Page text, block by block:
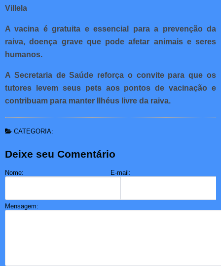
Villela
A vacina é gratuita e essencial para a prevenção da
raiva, doença grave que pode afetar animais e seres
humanos.
A Secretaria de Saúde reforça o convite para que os
tutores levem seus pets aos pontos de vacinação e
contribuam para manter Ilhéus livre da raiva.
CATEGORIA:
Deixe seu Comentário
Nome: E-mail:
Mensagem: